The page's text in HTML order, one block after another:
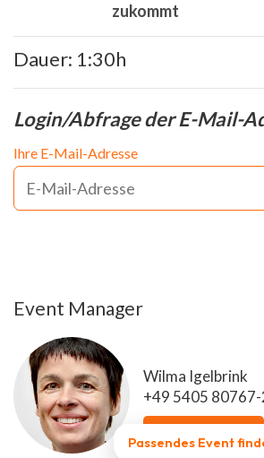
zukommt
Dauer: 1:30h
Login/Abfrage der E-Mail-
Ihre E-Mail-Adresse
Event Manager
Wilma Igelbrink
+49 5405
Passendes Event